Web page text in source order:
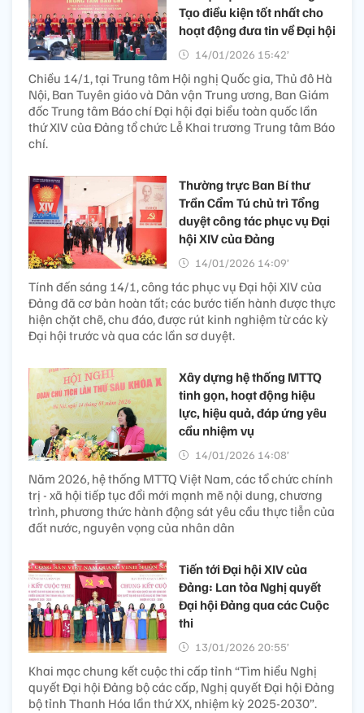
Tạo điều kiện tốt nhất cho
hoạt động đưa tin về Đại hội
14/01/2026 15:42’
Chiều 14/1, tại Trung tâm Hội nghị Quốc gia, Thủ đô Hà
Nội, Ban Tuyên giáo và Dân vận Trung ương, Ban Giám
đốc Trung tâm Báo chí Đại hội đại biểu toàn quốc lần
thứ XIV của Đảng tổ chức Lễ Khai trương Trung tâm Báo
chí.
Thường trực Ban Bí thư
Trần Cẩm Tú chủ trì Tổng
duyệt công tác phục vụ Đại
hội XIV của Đảng
14/01/2026 14:09’
Tính đến sáng 14/1, công tác phục vụ Đại hội XIV của
Đảng đã cơ bản hoàn tất; các bước tiến hành được thực
hiện chặt chẽ, chu đáo, được rút kinh nghiệm từ các kỳ
Đại hội trước và qua các lần sơ duyệt.
Xây dựng hệ thống MTTQ
tinh gọn, hoạt động hiệu
lực, hiệu quả, đáp ứng yêu
cầu nhiệm vụ
14/01/2026 14:08’
Năm 2026, hệ thống MTTQ Việt Nam, các tổ chức chính
trị - xã hội tiếp tục đổi mới mạnh mẽ nội dung, chương
trình, phương thức hành động sát yêu cầu thực tiễn của
đất nước, nguyên vọng của nhân dân
Tiến tới Đại hội XIV của
Đảng: Lan tỏa Nghị quyết
Đại hội Đảng qua các Cuộc
thi
13/01/2026 20:55’
Khai mạc chung kết cuộc thi cấp tỉnh “Tìm hiểu Nghị
quyết Đại hội Đảng bộ các cấp, Nghị quyết Đại hội Đảng
bộ tỉnh Thanh Hóa lần thứ XX, nhiệm kỳ 2025-2030”.